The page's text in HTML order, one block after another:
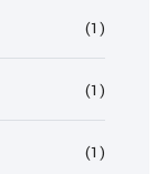
(1)
(1)
(1)